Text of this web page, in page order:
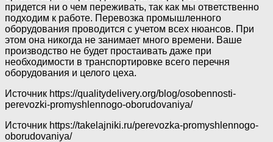
придется ни о чем переживать, так как мы ответственно
подходим к работе. Перевозка промышленного
оборудования проводится с учетом всех нюансов. При
этом она никогда не занимает много времени. Ваше
производство не будет простаивать даже при
необходимости в транспортировке всего перечня
оборудования и целого цеха.
Источник https://qualitydelivery.org/blog/osobennosti-
perevozki-promyshlennogo-oborudovaniya/
Источник https://takelajniki.ru/perevozka-promyshlennogo-
oborudovaniya/